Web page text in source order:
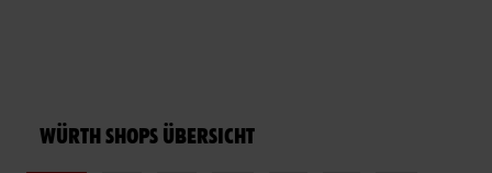
WÜRTH SHOPS ÜBERSICHT